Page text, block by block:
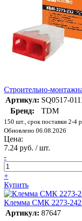
Строительно-
Артикул: SQ0517-
Бренд:
TDM
150 шт., срок поставки 2-4
Обновлено 06.08.2026
Цена:
7.24 руб. / шт.
-
+
Купить
Клемма СМК 2273-242
Артикул: 87647